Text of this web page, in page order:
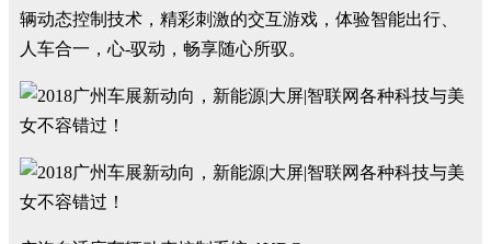
辆动态控制技术，精彩刺激的交互游戏，体验智能出行、
人车合一，心-驭动，畅享随心所驭。